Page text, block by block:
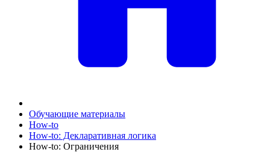
Обучающие материалы
How-to
How-to: Декларативная логика
How-to: Ограничения